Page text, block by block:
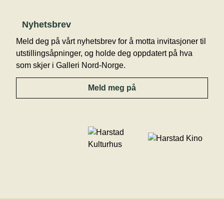
Nyhetsbrev
Meld deg på vårt nyhetsbrev for å motta invitasjoner til
utstillingsåpninger, og holde deg oppdatert på hva
som skjer i Galleri Nord-Norge.
Meld meg på